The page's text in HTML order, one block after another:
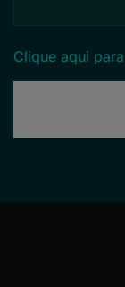
Clique aqui